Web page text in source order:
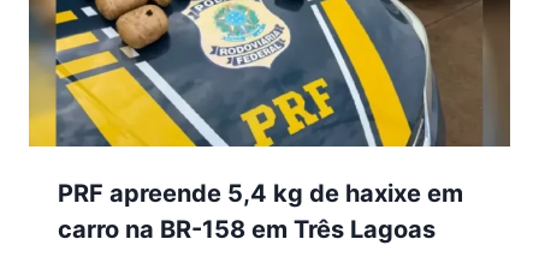
PRF apreende 5,4 kg de haxixe em
carro na BR-158 em Três Lagoas